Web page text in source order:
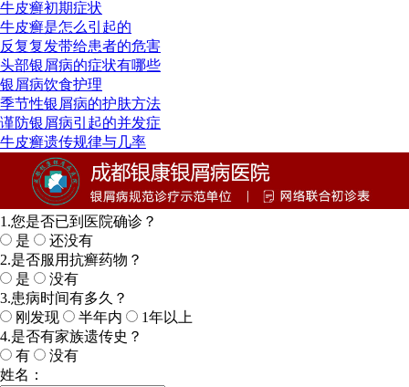
牛皮癣初期症状
牛皮癣是怎么引起的
反复复发带给患者的危害
头部银屑病的症状有哪些
银屑病饮食护理
季节性银屑病的护肤方法
谨防银屑病引起的并发症
牛皮癣遗传规律与几率
1.您是否已到医院确诊？
是
还没有
2.是否服用抗癣药物？
是
没有
3.患病时间有多久？
刚发现
半年内
1年以上
4.是否有家族遗传史？
有
没有
姓名：